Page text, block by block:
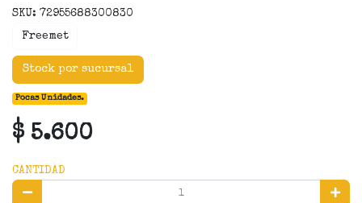
SKU: 72955688300830
Freemet
Stock por sucursal
Pocas Unidades.
$ 5.600
CANTIDAD